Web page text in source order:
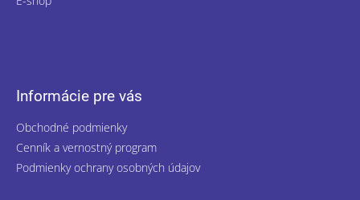
Informácie pre vás
Obchodné podmienky
Cenník a vernostný program
Podmienky ochrany osobných údajov